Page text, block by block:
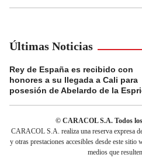
Últimas Noticias
Rey de España es recibido con
honores a su llegada a Cali para
posesión de Abelardo de la
© CARACOL S.A. Todos
CARACOL S.A. realiza una reserva expresa
y otras prestaciones accesibles desde este sitio
medios que